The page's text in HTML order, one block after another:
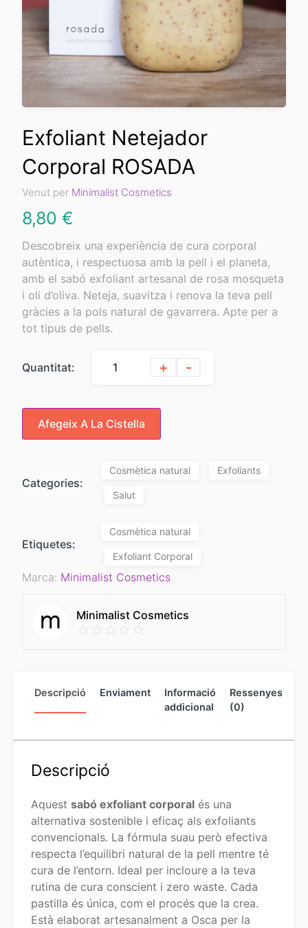
Exfoliant Netejador
Corporal ROSADA
Venut per Minimalist Cosmetics
8,80 €
Descobreix una experiència de cura corporal
autèntica, i respectuosa amb la pell i el planeta,
amb el sabó exfoliant artesanal de rosa mosqueta
i oli d’oliva. Neteja, suavitza i renova la teva pell
gràcies a la pols natural de gavarrera. Apte per a
tot tipus de pells.
Quantitat: + -
Afegeix A La Cistella
Categories:
Cosmètica natural Exfoliants
Salut
Etiquetes:
Cosmètica natural
Exfoliant Corporal
Marca: Minimalist Cosmetics
Minimalist Cosmetics
Descripció Enviament
Informació
addicional
Ressenyes
(0)
Descripció
Aquest sabó exfoliant corporal és una
alternativa sostenible i eficaç als exfoliants
convencionals. La fórmula suau però efectiva
respecta l’equilibri natural de la pell mentre té
cura de l’entorn. Ideal per incloure a la teva
rutina de cura conscient i zero waste. Cada
pastilla és única, com el procés que la crea.
Està elaborat artesanalment a Osca per la